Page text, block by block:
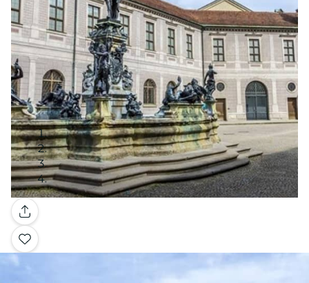
Galerie